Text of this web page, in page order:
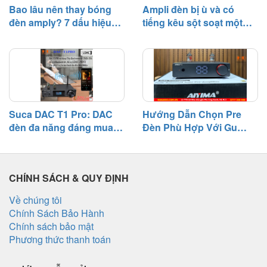
Bao lâu nên thay bóng
đèn amply? 7 dấu hiệu
Ampli đèn bị ù và có
tiếng kêu sột soạt một
cách khắc phục
Suca DAC T1 Pro: DAC
đèn đa năng đáng mua
Hướng Dẫn Chọn Pre
Đèn Phù Hợp Với Gu
CHÍNH SÁCH & QUY ĐỊNH
Về chúng tôi
Chính Sách Bảo Hành
Chính sách bảo mật
Phương thức thanh toán